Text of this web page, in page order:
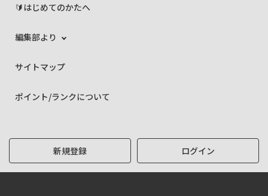
🔰はじめてのかたへ
編集部より
サイトマップ
ポイント/ランクについて
新規登録 ログイン